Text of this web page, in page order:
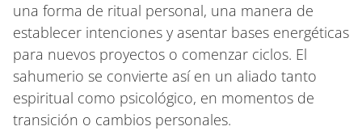
una forma de ritual personal, una manera de
establecer intenciones y asentar bases energéticas
para nuevos proyectos o comenzar ciclos. El
sahumerio se convierte así en un aliado tanto
espiritual como psicológico, en momentos de
transición o cambios personales.